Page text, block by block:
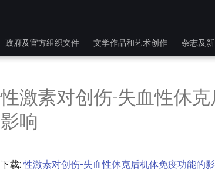
政府及官方组织文件 文学作品和艺术创作 杂志及
性激素对创伤-失血性休
影响
下载:性激素对创伤-失血性休克后机体免疫功能的